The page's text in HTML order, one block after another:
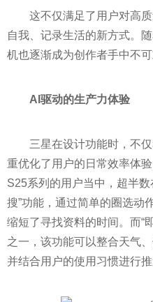
这不仅满足了用户对高
自我、记录生活的新方式。
机也逐渐成为创作者手中不可
AI驱动的生产力体验
三星在设计功能时，不
重优化了用户的日常效率体
S25系列的用户当中，超半
搜”功能，通过简单的圈选动
缩短了寻找资料的时间。而“
之一，该功能可以整合天气
并结合用户的使用习惯进行推